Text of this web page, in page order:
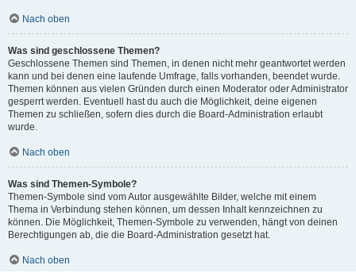
Nach oben
Was sind geschlossene Themen?
Geschlossene Themen sind Themen, in denen nicht mehr geantwortet werden
kann und bei denen eine laufende Umfrage, falls vorhanden, beendet wurde.
Themen können aus vielen Gründen durch einen Moderator oder Administrator
gesperrt werden. Eventuell hast du auch die Möglichkeit, deine eigenen
Themen zu schließen, sofern dies durch die Board-Administration erlaubt
wurde.
Nach oben
Was sind Themen-Symbole?
Themen-Symbole sind vom Autor ausgewählte Bilder, welche mit einem
Thema in Verbindung stehen können, um dessen Inhalt kennzeichnen zu
können. Die Möglichkeit, Themen-Symbole zu verwenden, hängt von deinen
Berechtigungen ab, die die Board-Administration gesetzt hat.
Nach oben